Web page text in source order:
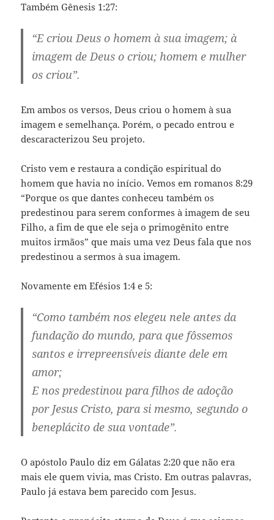
Também Gênesis 1:27:
“E criou Deus o homem à sua imagem; à
imagem de Deus o criou; homem e mulher
os criou”.
Em ambos os versos, Deus criou o homem à sua
imagem e semelhança. Porém, o pecado entrou e
descaracterizou Seu projeto.
Cristo vem e restaura a condição espiritual do
homem que havia no início. Vemos em romanos 8:29
“Porque os que dantes conheceu também os
predestinou para serem conformes à imagem de seu
Filho, a fim de que ele seja o primogênito entre
muitos irmãos” que mais uma vez Deus fala que nos
predestinou a sermos à sua imagem.
Novamente em Efésios 1:4 e 5:
“Como também nos elegeu nele antes da
fundação do mundo, para que fôssemos
santos e irrepreensíveis diante dele em
amor;
E nos predestinou para filhos de adoção
por Jesus Cristo, para si mesmo, segundo o
beneplácito de sua vontade”.
O apóstolo Paulo diz em Gálatas 2:20 que não era
mais ele quem vivia, mas Cristo. Em outras palavras,
Paulo já estava bem parecido com Jesus.